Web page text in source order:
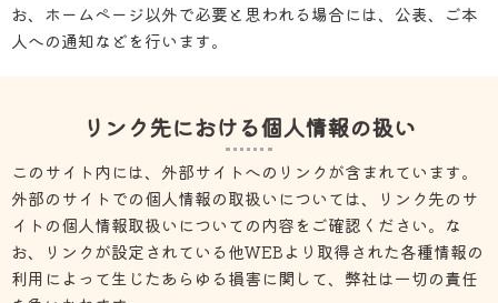
お、ホームページ以外で必要と思われる場合には、公表、ご本
人への通知などを行います。
リンク先における個人情報の扱い
このサイト内には、外部サイトへのリンクが含まれています。
外部のサイトでの個人情報の取扱いについては、リンク先のサ
イトの個人情報取扱いについての内容をご確認ください。な
お、リンクが設定されている他WEBより取得された各種情報の
利用によって生じたあらゆる損害に関して、弊社は一切の責任